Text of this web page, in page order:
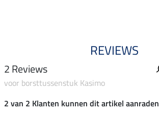
REVIEWS
2 Reviews
voor borsttussenstuk Kasimo
2 van 2 Klanten kunnen dit artikel aanraden